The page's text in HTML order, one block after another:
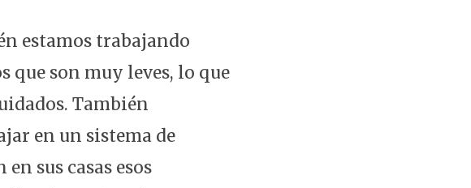
estamos trabajando
que son muy leves, lo que
También
en un sistema de
sus casas esos